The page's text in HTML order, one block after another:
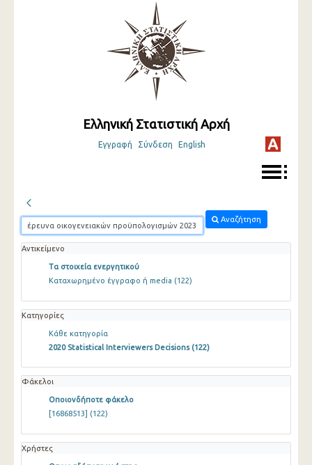
Ελληνική Στατιστική Αρχή
Εγγραφή Σύνδεση English
Αναζήτηση
Αντικείμενο
Τα στοιχεία ενεργητικού
Καταχωρημένο έγγραφο ή media (122)
Κατηγορίες
Κάθε κατηγορία
2020 Statistical Interviewers Decisions (122)
Φάκελοι
Οποιονδήποτε φάκελο
[16868513]
(122)
Χρήστες